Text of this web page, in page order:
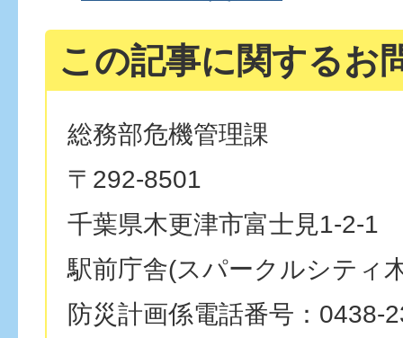
この記事に関するお
総務部危機管理課
〒292-8501
千葉県木更津市富士見1-2-1
駅前庁舎(スパークルシティ
防災計画係電話番号：0438-